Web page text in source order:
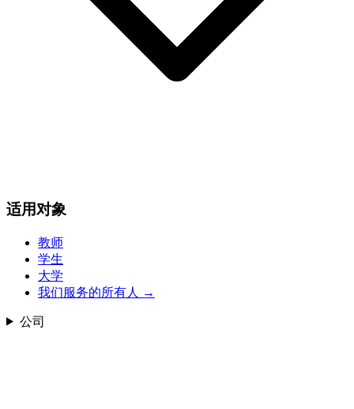
适用对象
教师
学生
大学
我们服务的所有人
→
公司